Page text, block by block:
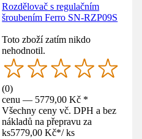
Rozdělovač s regulačním
šroubením Ferro SN-RZP09S
Toto zboží zatím nikdo
nehodnotil.
(0)
cenu — 5779,00 Kč *
Všechny ceny vč. DPH a bez
nákladů na přepravu za
ks5779,00 Kč*/ ks